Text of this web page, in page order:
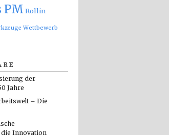
PM Rollin
Wettbewerb
der
Jahre
– Die
die Innovation